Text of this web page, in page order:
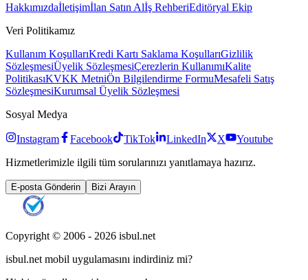
Hakkımızdaİletişimİlan Satın Alİş RehberiEditöryal Ekip
Veri Politikamız
Kullanım KoşullarıKredi Kartı Saklama KoşullarıGizlilik
SözleşmesiÜyelik SözleşmesiÇerezlerin KullanımıKalite
PolitikasıKVKK MetniÖn Bilgilendirme FormuMesafeli Satış
SözleşmesiKurumsal Üyelik Sözleşmesi
Sosyal Medya
Instagram Facebook TikTok LinkedIn X
Youtube
Hizmetlerimizle ilgili tüm sorularınızı yanıtlamaya hazırız.
E-posta Gönderin Bizi Arayın
Copyright © 2006 - 2026 isbul.net
isbul.net mobil uygulamasını indirdiniz mi?